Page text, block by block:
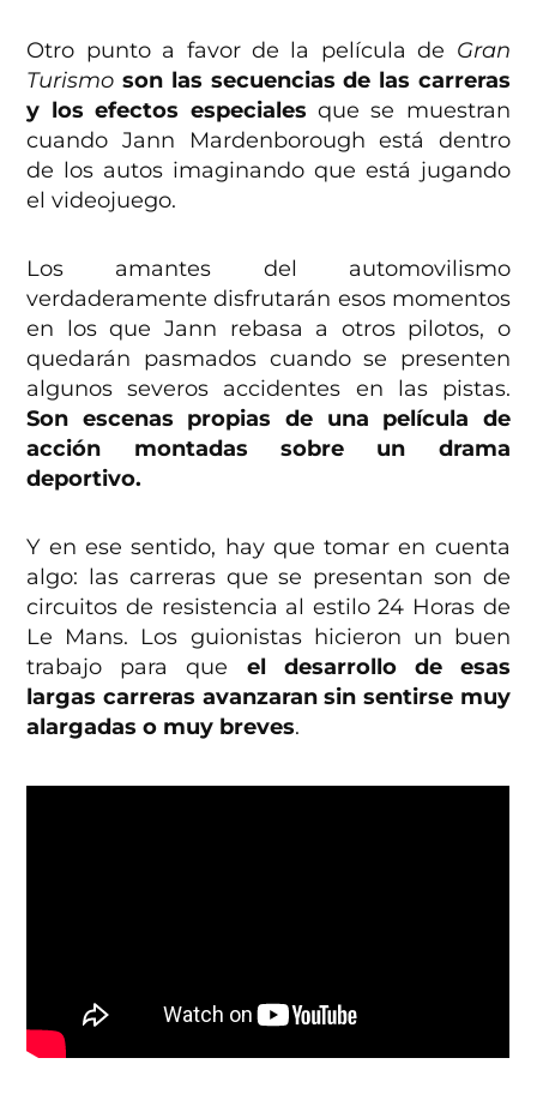
Otro punto a favor de la película de Gran
Turismo son las secuencias de las carreras
y los efectos especiales que se muestran
cuando Jann Mardenborough está dentro
de los autos imaginando que está jugando
el videojuego.
Los amantes del automovilismo
verdaderamente disfrutarán esos momentos
en los que Jann rebasa a otros pilotos, o
quedarán pasmados cuando se presenten
algunos severos accidentes en las pistas.
Son escenas propias de una película de
acción montadas sobre un drama
deportivo.
Y en ese sentido, hay que tomar en cuenta
algo: las carreras que se presentan son de
circuitos de resistencia al estilo 24 Horas de
Le Mans. Los guionistas hicieron un buen
trabajo para que el desarrollo de esas
largas carreras avanzaran sin sentirse muy
alargadas o muy breves.